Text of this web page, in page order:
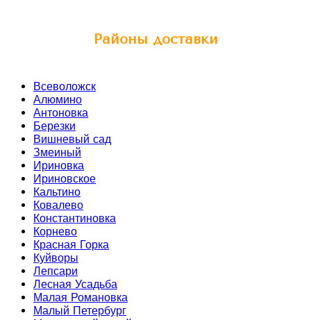
Районы доставки
Всеволожск
Алюмино
Антоновка
Березки
Вишневый сад
Змеиный
Ириновка
Ириновское
Кальтино
Ковалево
Константиновка
Корнево
Красная Горка
Куйворы
Лепсари
Лесная Усадьба
Малая Романовка
Малый Петербург